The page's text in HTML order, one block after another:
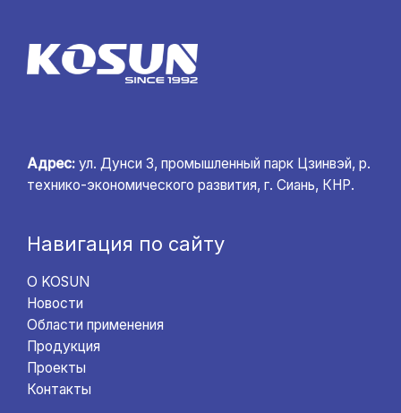
Адрес: ул. Дунси 3, промышленный парк Цзинвэй, р.
технико-экономического развития, г. Сиань, КНР.
Навигация по сайту
О KOSUN
Новости
Области применения
Продукция
Проекты
Контакты